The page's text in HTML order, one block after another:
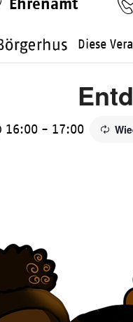
Ehrenamt
Diese
16:00 - 17:00